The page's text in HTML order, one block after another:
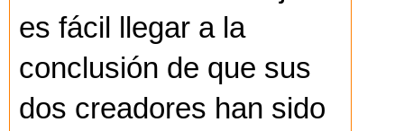
es fácil llegar a la
conclusión de que sus
dos creadores han sido